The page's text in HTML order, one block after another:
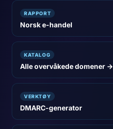
RAPPORT
Norsk e-handel
KATALOG
Alle overvåkede domener →
VERKTØY
DMARC-generator